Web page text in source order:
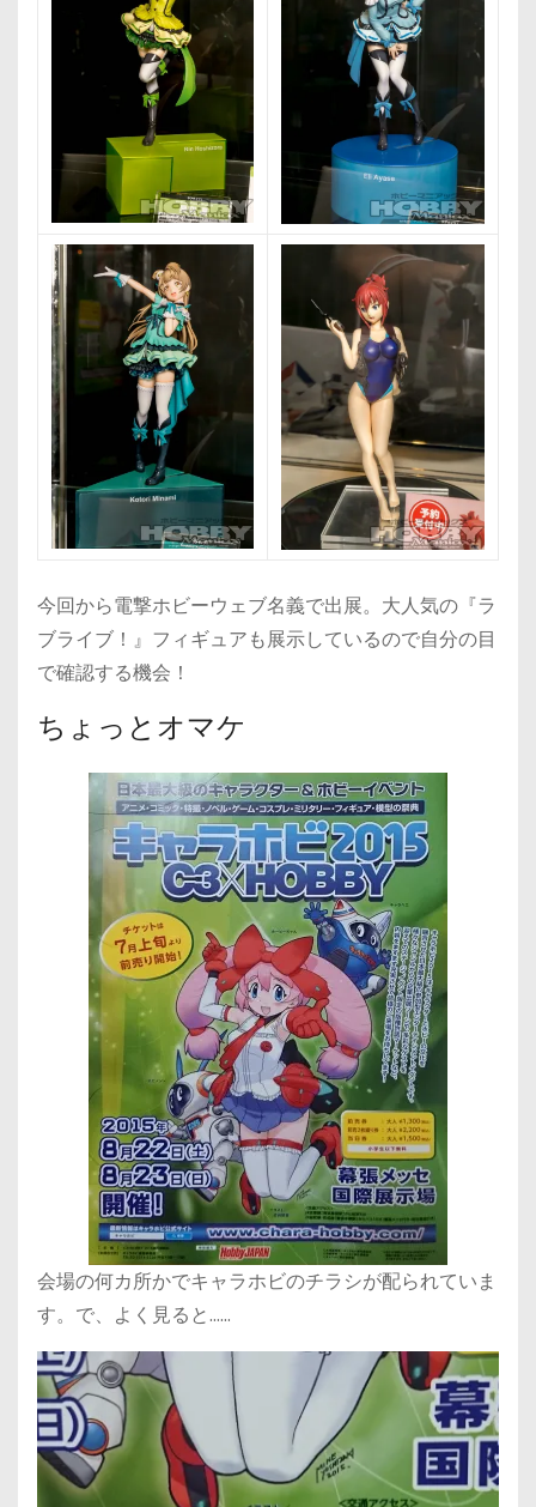
今回から電撃ホビーウェブ名義で出展。大人気の『ラ
ブライブ！』フィギュアも展示しているので自分の目
で確認する機会！
ちょっとオマケ
会場の何カ所かでキャラホビのチラシが配られていま
す。で、よく見ると……